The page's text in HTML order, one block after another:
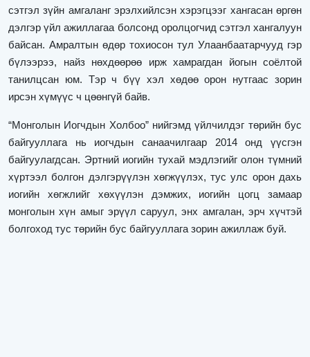
сэтгэл зүйн амгаланг эрэлхийлсэн хэрэгцээг хангасан өргөн
дэлгэр үйл ажиллагаа болсонд оролцогчид сэтгэл хангалуун
байсан. Амралтын өдөр тохиосон тул Улаанбаатарчууд гэр
бүлээрээ, найз нөхдөөрөө ирж хамрагдан йогын соёлтой
танилцсан юм. Тэр ч бүү хэл хөдөө орон нутгаас зорин
ирсэн хүмүүс ч цөөнгүй байв.
“Монголын Иогчдын Холбоо” нийгэмд үйлчилдэг төрийн бус
байгууллага нь иогчдын санаачилгаар 2014 онд үүсгэн
байгуулагдсан. Эртний иогийн тухай мэдлэгийг олон түмний
хүртээл болгон дэлгэрүүлэн хөгжүүлэх, тус улс орон дахь
иогийн хөгжлийг хөхүүлэн дэмжих, иогийн цогц замаар
монголын хүн амыг эрүүл саруул, энх амгалан, эрч хүчтэй
болгоход тус төрийн бус байгууллага зорин ажиллаж буй.